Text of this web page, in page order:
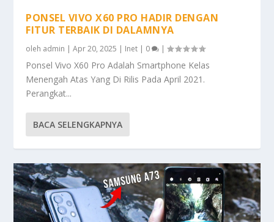
PONSEL VIVO X60 PRO HADIR DENGAN
FITUR TERBAIK DI DALAMNYA
oleh admin |Apr 20, 2025 | Inet | 0 |
Ponsel Vivo X60 Pro Adalah Smartphone Kelas
Menengah Atas Yang Di Rilis Pada April 2021.
Perangkat...
BACA SELENGKAPNYA